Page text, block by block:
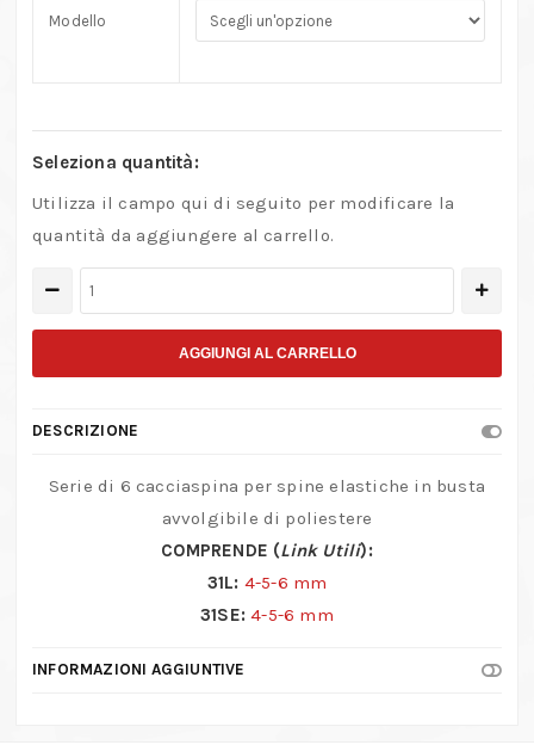
Modello
Seleziona quantità:
Utilizza il campo qui di seguito per modificare la
quantità da aggiungere al carrello.
"31/B6N-
–
di
AGGIUNGI AL CARRELLO
DESCRIZIONE
Serie di 6 cacciaspina per spine elastiche in busta
avvolgibile di poliestere
COMPRENDE (Link Utili):
31L: 4-5-6 mm
31SE: 4-5-6 mm
INFORMAZIONI AGGIUNTIVE